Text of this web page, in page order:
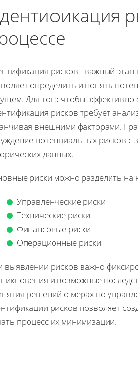
рисков - важный
определить и понять
Для того чтобы эффективно
рисков требует
внешними факторами.
потенциальных рисков
данных.
риски можно разделить на
Управленческие риски
Технические риски
Финансовые риски
Операционные риски
выявлении рисков важно
и возможные
решений о мерах по
рисков позволяет
процесс их минимизации.